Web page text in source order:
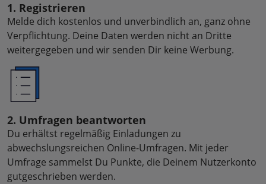
1. Registrieren
Melde dich kostenlos und unverbindlich an, ganz ohne
Verpflichtung. Deine Daten werden nicht an Dritte
weitergegeben und wir senden Dir keine Werbung.
2. Umfragen beantworten
Du erhältst regelmäßig Einladungen zu
abwechslungsreichen Online-Umfragen. Mit jeder
Umfrage sammelst Du Punkte, die Deinem Nutzerkonto
gutgeschrieben werden.